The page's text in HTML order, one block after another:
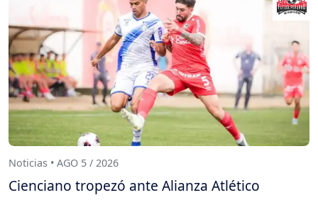
Noticias • AGO 5 / 2026
Cienciano tropezó ante Alianza Atlético